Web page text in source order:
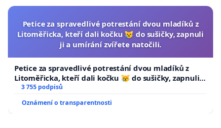
Petice za spravedlivé potrestání dvou mladíků z
Litoměřicka, kteří dali kočku 😿 do sušičky, zapnuli
ji a umírání zvířete natočili.
Petice za spravedlivé potrestání dvou mladíků z
Litoměřicka, kteří dali kočku 😿 do sušičky, zapnuli ji
a umírání zvířete natočili.
3 755 podpisů
Oznámení o transparentnosti